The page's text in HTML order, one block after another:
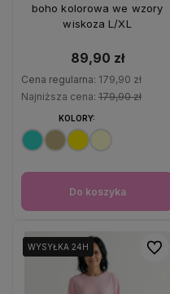
boho kolorowa we wzory
wiskoza L/XL
89,90 zł
Cena regularna: 179,90 zł
Najniższa cena: 179,90 zł
KOLORY:
Do koszyka
WYSYŁKA 24H
WYSYŁKA 24H Do